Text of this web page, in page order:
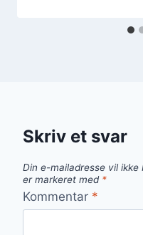
Skriv et svar
Din e-mailadresse vil ikke
er markeret med *
Kommentar *